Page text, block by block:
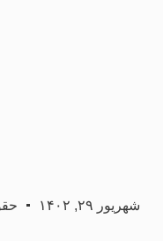
شهریور ۲۹, ۱۴۰۲